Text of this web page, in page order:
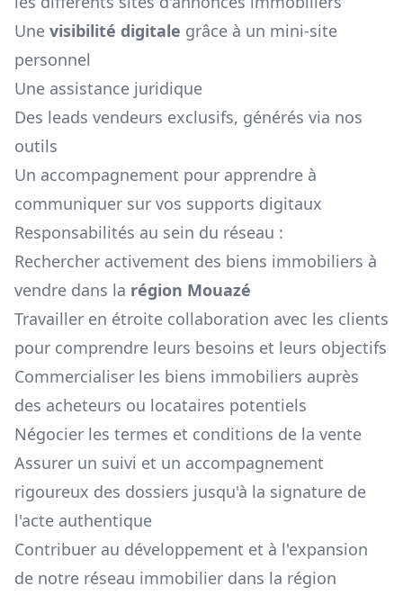
Une visibilité digitale grâce à un mini-site
personnel
Une assistance juridique
Des leads vendeurs exclusifs, générés via nos
outils
Un accompagnement pour apprendre à
communiquer sur vos supports digitaux
Responsabilités au sein du réseau :
Rechercher activement des biens immobiliers à
vendre dans la région Mouazé
Travailler en étroite collaboration avec les clients
pour comprendre leurs besoins et leurs objectifs
Commercialiser les biens immobiliers auprès
des acheteurs ou locataires potentiels
Négocier les termes et conditions de la vente
Assurer un suivi et un accompagnement
rigoureux des dossiers jusqu'à la signature de
l'acte authentique
Contribuer au développement et à l'expansion
de notre réseau immobilier dans la région